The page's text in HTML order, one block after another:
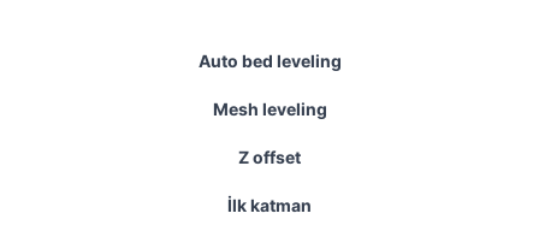
Auto bed leveling
Mesh leveling
Z offset
İlk katman